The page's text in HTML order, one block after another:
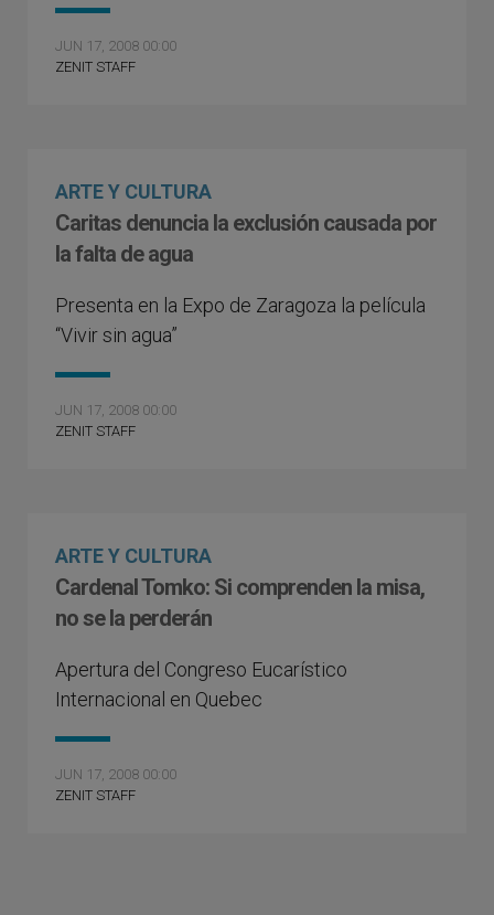
JUN 17, 2008 00:00
ZENIT STAFF
ARTE Y CULTURA
Caritas denuncia la exclusión causada por
la falta de agua
Presenta en la Expo de Zaragoza la película
“Vivir sin agua”
JUN 17, 2008 00:00
ZENIT STAFF
ARTE Y CULTURA
Cardenal Tomko: Si comprenden la misa,
no se la perderán
Apertura del Congreso Eucarístico
Internacional en Quebec
JUN 17, 2008 00:00
ZENIT STAFF